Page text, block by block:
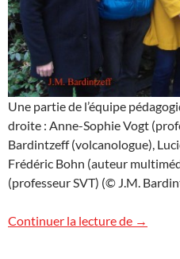
Une partie de l’équipe
droite : Anne-Sophie Vogt
Bardintzeff (volcanologue),
Frédéric Bohn (auteur
(professeur SVT) (© J.M.
Continuer la lecture de →